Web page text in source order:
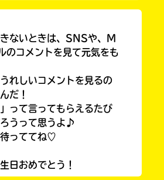
ないときは、SNSや、M
コメントを見て元気をも
れしいコメントを見るの
だ！
って言ってもらえるたび
うって思うよ♪
っててね♡
日おめでとう！